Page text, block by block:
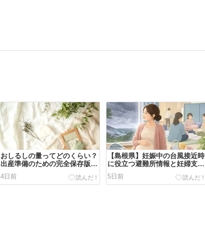
おしるしの量ってどのくらい？
出産準備のための完全保存版ガ
イド
4日前
【島根県】妊娠中の台風接近時
に役立つ避難所情報と妊婦支援
サービス一覧
5日前